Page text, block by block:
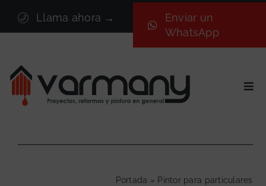
contenido
Llama ahora →
Enviar un
WhatsApp
Sectores
Portada » Pintor para particulares